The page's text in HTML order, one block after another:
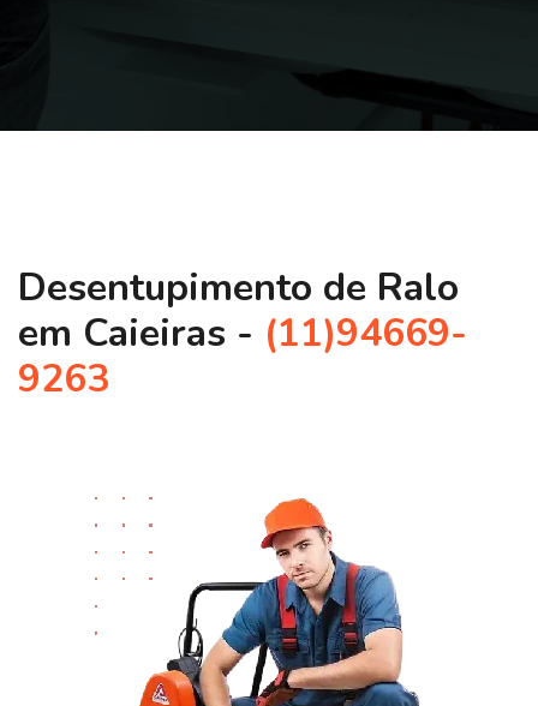
Desentupimento de Ralo
em Caieiras - (11)94669-
9263